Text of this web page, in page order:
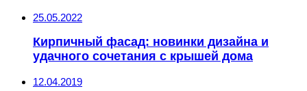
25.05.2022
Кирпичный фасад: новинки дизайна и
удачного сочетания с крышей дома
12.04.2019